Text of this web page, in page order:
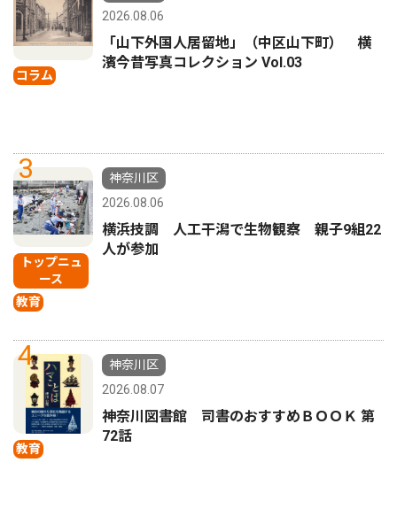
コラム
2026.08.06
「山下外国人居留地」（中区山下町） 横
濱今昔写真コレクション Vol.03
3
トップニュ
ース
教育
神奈川区
2026.08.06
横浜技調 人工干潟で生物観察 親子9組22
人が参加
4
教育
神奈川区
2026.08.07
神奈川図書館 司書のおすすめＢＯＯＫ 第
72話